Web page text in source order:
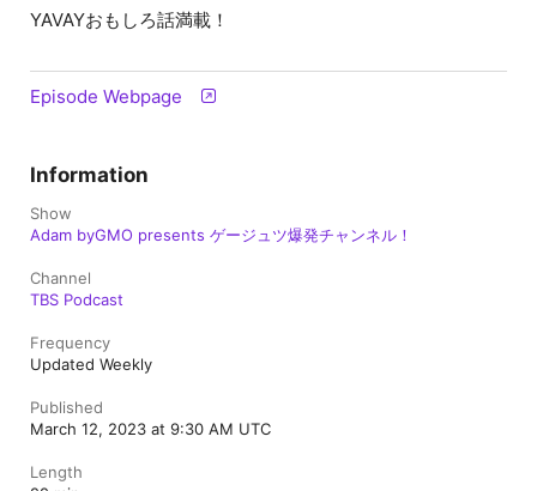
YAVAYおもしろ話満載！
Episode Webpage
Information
Show
Adam byGMO presents ゲージュツ爆発チャンネル！
Channel
TBS Podcast
Frequency
Updated Weekly
Published
March 12, 2023 at 9:30 AM UTC
Length